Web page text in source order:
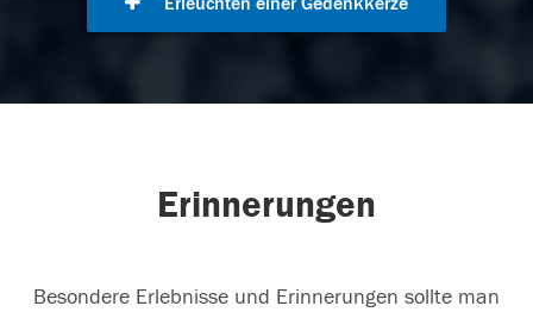
Erinnerungen
Besondere Erlebnisse und Erinnerungen sollte man